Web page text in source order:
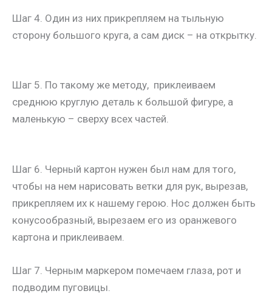
Шаг 4. Один из них прикрепляем на тыльную
сторону большого круга, а сам диск – на открытку.
Шаг 5. По такому же методу, приклеиваем
среднюю круглую деталь к большой фигуре, а
маленькую – сверху всех частей.
Шаг 6. Черный картон нужен был нам для того,
чтобы на нем нарисовать ветки для рук, вырезав,
прикрепляем их к нашему герою. Нос должен быть
конусообразный, вырезаем его из оранжевого
картона и приклеиваем.
Шаг 7. Черным маркером помечаем глаза, рот и
подводим пуговицы.